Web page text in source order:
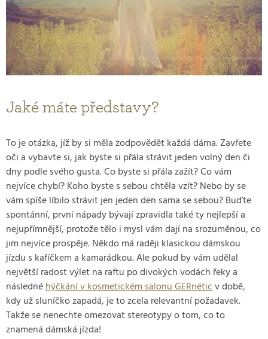
Jaké máte představy?
To je otázka, jíž by si měla zodpovědět každá dáma. Zavřete
oči a vybavte si, jak byste si přála strávit jeden volný den či
dny podle svého gusta. Co byste si přála zažít? Co vám
nejvíce chybí? Koho byste s sebou chtěla vzít? Nebo by se
vám spíše líbilo strávit jen jeden den sama se sebou? Buďte
spontánní, první nápady bývají zpravidla také ty nejlepší a
nejupřímnější, protože tělo i mysl vám dají na srozuměnou, co
jim nejvíce prospěje. Někdo má raději klasickou dámskou
jízdu s kafíčkem a kamarádkou. Ale pokud by vám udělal
největší radost výlet na raftu po divokých vodách řeky a
následnéhýčkání v kosmetickém salonu GERnéticv době,
kdy už sluníčko zapadá, je to zcela relevantní požadavek.
Takže se nenechte omezovat stereotypy o tom, co to
znamená dámská jízda!